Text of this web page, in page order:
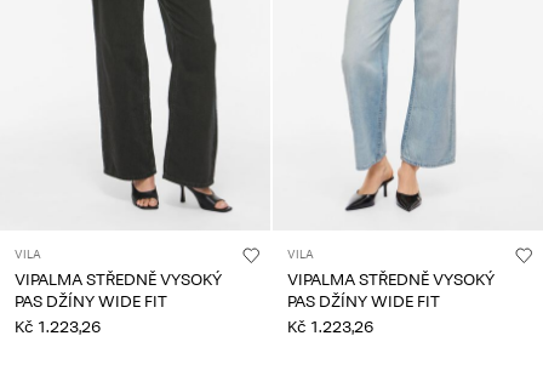
VILA
VIPALMA STŘEDNĚ VYSOKÝ
PAS DŽÍNY WIDE FIT
Kč 1.223,26
VILA
VIPALMA STŘEDNĚ VYSOKÝ
PAS DŽÍNY WIDE FIT
Kč 1.223,26